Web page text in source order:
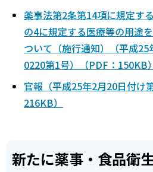
薬事法第2条第14項に規定す
の4に規定する医療等の用途
ついて（施行通知）（平成
0220第1号）（PDF：150KB）
官報（平成25年2月20日付け
216KB）
新たに薬事・食品衛